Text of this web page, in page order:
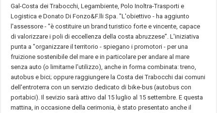
Gal-Costa dei Trabocchi, Legambiente, Polo Inoltra-Trasporti e
Logistica e Donato Di Fonzo&F.lli Spa. "L'obiettivo - ha aggiunto
l'assessore - "è costituire un brand turistico forte e vincente, capace
di valorizzare i poli di eccellenza della costa abruzzese”. L'iniziativa
punta a "organizzare il territorio - spiegano i promotori - per una
fruizione sostenibile del mare e in particolare per andare al mare
senza auto (o limitarne l'utilizzo), anche in forma combinata: treno,
autobus e bici; oppure raggiungere la Costa dei Trabocchi dai comuni
dell'entroterra con un servizio dedicato di bike-bus (autobus con
portabici). Il sevizio sarà attivo dal 15 luglio al 15 settembre. E questa
mattina, in occasione della cerimonia, è stato presentato anche il